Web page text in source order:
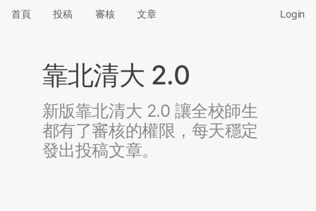
首頁 投稿 審核 文章 Login
靠北清大 2.0
新版靠北清大 2.0 讓全校師生
都有了審核的權限，每天穩定
發出投稿文章。